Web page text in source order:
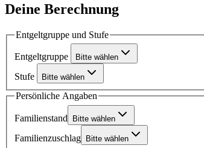
Deine Berechnung
Entgeltgruppe und Stufe
Entgeltgruppe Bitte wählen
Stufe Bitte wählen
Persönliche Angaben
Familienstand Bitte wählen
Familienzuschlag Bitte wählen